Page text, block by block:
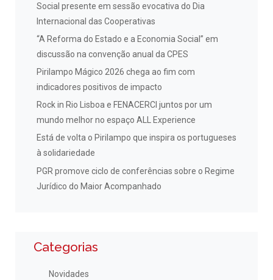
Social presente em sessão evocativa do Dia
Internacional das Cooperativas
“A Reforma do Estado e a Economia Social” em
discussão na convenção anual da CPES
Pirilampo Mágico 2026 chega ao fim com
indicadores positivos de impacto
Rock in Rio Lisboa e FENACERCI juntos por um
mundo melhor no espaço ALL Experience
Está de volta o Pirilampo que inspira os portugueses
à solidariedade
PGR promove ciclo de conferências sobre o Regime
Jurídico do Maior Acompanhado
Categorias
Novidades